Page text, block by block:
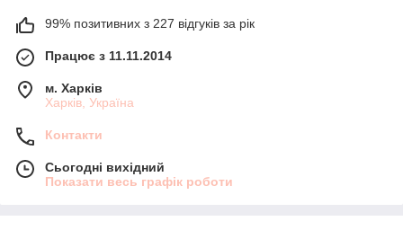
99% позитивних з 227 відгуків за рік
Працює з 11.11.2014
м. Харків
Харків, Україна
Контакти
Сьогодні вихідний
Показати весь графік роботи